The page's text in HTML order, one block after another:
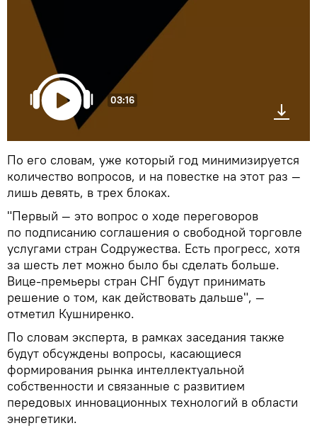
03:16
По его словам, уже который год минимизируется
количество вопросов, и на повестке на этот раз —
лишь девять, в трех блоках.
"Первый — это вопрос о ходе переговоров
по подписанию соглашения о свободной торговле
услугами стран Содружества. Есть прогресс, хотя
за шесть лет можно было бы сделать больше.
Вице-премьеры стран СНГ будут принимать
решение о том, как действовать дальше", —
отметил Кушниренко.
По словам эксперта, в рамках заседания также
будут обсуждены вопросы, касающиеся
формирования рынка интеллектуальной
собственности и связанные с развитием
передовых инновационных технологий в области
энергетики.